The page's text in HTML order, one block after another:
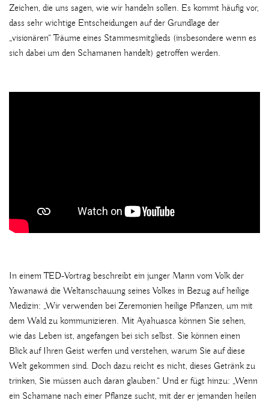
Zeichen, die uns sagen, wie wir handeln sollen. Es kommt häufig vor,
dass sehr wichtige Entscheidungen auf der Grundlage der
„visionären“ Träume eines Stammesmitglieds (insbesondere wenn es
sich dabei um den Schamanen handelt) getroffen werden.
In einem TED-Vortrag beschreibt ein junger Mann vom Volk der
Yawanawá die Weltanschauung seines Volkes in Bezug auf heilige
Medizin: „Wir verwenden bei Zeremonien heilige Pflanzen, um mit
dem Wald zu kommunizieren. Mit Ayahuasca können Sie sehen,
wie das Leben ist, angefangen bei sich selbst. Sie können einen
Blick auf Ihren Geist werfen und verstehen, warum Sie auf diese
Welt gekommen sind. Doch dazu reicht es nicht, dieses Getränk zu
trinken, Sie müssen auch daran glauben.“ Und er fügt hinzu: „Wenn
ein Schamane nach einer Pflanze sucht, mit der er jemanden heilen